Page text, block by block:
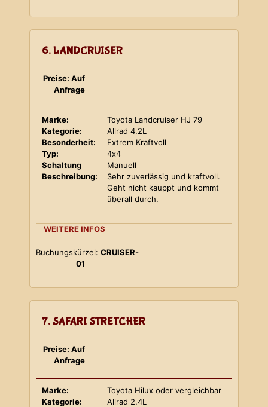
6. LANDCRUISER
Preise: Auf
Anfrage
Marke:
Toyota Landcruiser HJ 79
Kategorie:
Allrad 4.2L
Besonderheit:
Extrem Kraftvoll
Typ:
4x4
Schaltung
Manuell
Beschreibung:
Sehr zuverlässig und kraftvoll.
Geht nicht kauppt und kommt
überall durch.
WEITERE INFOS
Buchungskürzel: CRUISER-
01
7. SAFARI STRETCHER
Preise: Auf
Anfrage
Marke:
Toyota Hilux oder vergleichbar
Kategorie:
Allrad 2.4L